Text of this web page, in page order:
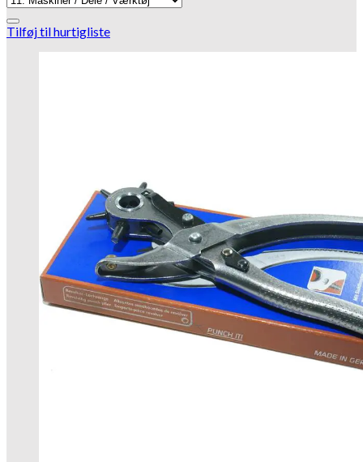
Tilføj til hurtigliste